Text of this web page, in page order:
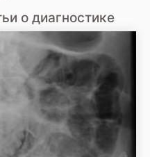
о диагностике